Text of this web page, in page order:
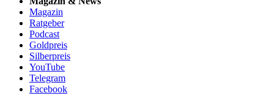
Magazin
Ratgeber
Podcast
Goldpreis
Silberpreis
YouTube
Telegram
Facebook